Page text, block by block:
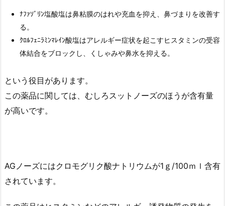
ﾅﾌｧｿﾞﾘﾝ塩酸塩は鼻粘膜のはれや充血を抑え、鼻づまりを改善す
る。
ｸﾛﾙﾌｪﾆﾗﾐﾝﾏﾚｲﾝ酸塩はアレルギー症状を起こすヒスタミンの受容
体結合をブロックし、くしゃみや鼻水を抑える。
という役目があります。
この薬品に関しては、むしろスットノーズのほうが含有量
が高いです。
AGノーズにはクロモグリク酸ナトリウムが1ｇ/100ｍｌ含有
されています。